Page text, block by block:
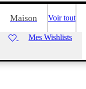
Maison Voir tout
Mes Wishlists